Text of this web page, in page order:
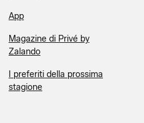
App
Magazine di Privé by
Zalando
I preferiti della prossima
stagione